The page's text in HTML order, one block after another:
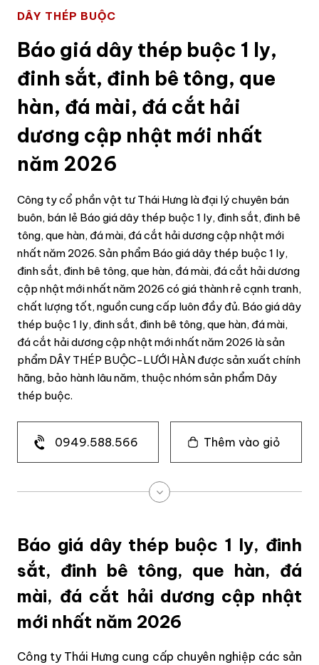
DÂY THÉP BUỘC
Báo giá dây thép buộc 1 ly,
đinh sắt, đinh bê tông, que
hàn, đá mài, đá cắt hải
dương cập nhật mới nhất
năm 2026
Công ty cổ phần vật tư Thái Hưng là đại lý chuyên bán
buôn, bán lẻ Báo giá dây thép buộc 1 ly, đinh sắt, đinh bê
tông, que hàn, đá mài, đá cắt hải dương cập nhật mới
nhất năm 2026. Sản phẩm Báo giá dây thép buộc 1 ly,
đinh sắt, đinh bê tông, que hàn, đá mài, đá cắt hải dương
cập nhật mới nhất năm 2026 có giá thành rẻ cạnh tranh,
chất lượng tốt, nguồn cung cấp luôn đầy đủ. Báo giá dây
thép buộc 1 ly, đinh sắt, đinh bê tông, que hàn, đá mài,
đá cắt hải dương cập nhật mới nhất năm 2026 là sản
phẩm DÂY THÉP BUỘC-LƯỚI HÀN được sản xuất chính
hãng, bảo hành lâu năm, thuộc nhóm sản phẩm Dây
thép buộc.
0949.588.566 Thêm vào giỏ
Báo giá dây thép buộc 1 ly, đinh
sắt, đinh bê tông, que hàn, đá
mài, đá cắt hải dương cập nhật
mới nhất năm 2026
Công ty Thái Hưng cung cấp chuyên nghiệp các sản